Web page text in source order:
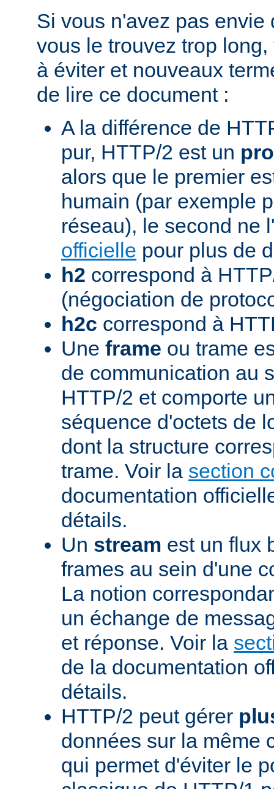
Si vous n'avez pas envie
vous le trouvez trop
à éviter et nouveaux
de lire ce document :
A la différence de
pur, HTTP/2 est un
alors que le premier
humain (par exemple
réseau), le second ne
officielle pour plus de
h2 correspond à
(négociation de
h2c correspond à
Une frame ou trame
de communication au
HTTP/2 et comporte
séquence d'octets de
dont la structure
trame. Voir la section
documentation
détails.
Un stream est un flux
frames au sein d'une
La notion
un échange de
et réponse. Voir la
de la documentation
détails.
HTTP/2 peut gérer
données sur la même
qui permet d'éviter le